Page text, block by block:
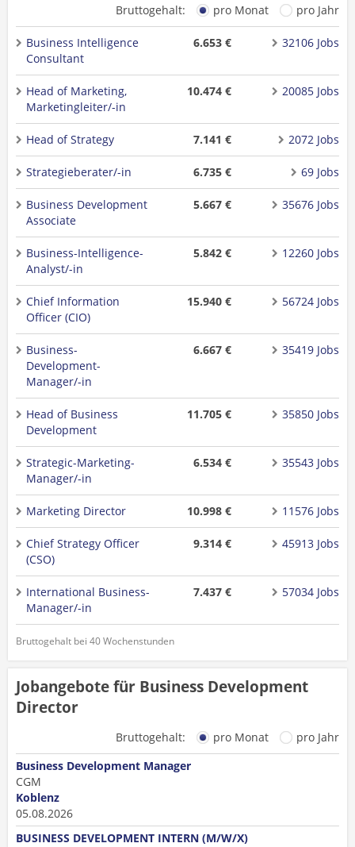
Bruttogehalt: pro Monat pro Jahr
Business Intelligence
Consultant
6.653 € 32106 Jobs
Head of Marketing,
Marketingleiter/-in
10.474 € 20085 Jobs
Head of Strategy 7.141 € 2072 Jobs
Strategieberater/-in 6.735 € 69 Jobs
Business Development
Associate
5.667 € 35676 Jobs
Business-Intelligence-
Analyst/-in
5.842 € 12260 Jobs
Chief Information
Officer (CIO)
15.940 € 56724 Jobs
Business-
Development-
Manager/-in
6.667 € 35419 Jobs
Head of Business
Development
11.705 € 35850 Jobs
Strategic-Marketing-
Manager/-in
6.534 € 35543 Jobs
Marketing Director 10.998 € 11576 Jobs
Chief Strategy Officer
(CSO)
9.314 € 45913 Jobs
International Business-
Manager/-in
7.437 € 57034 Jobs
Bruttogehalt bei 40 Wochenstunden
Jobangebote für Business Development
Director
Bruttogehalt: pro Monat
pro Jahr
Business Development Manager
CGM
Koblenz
05.08.2026
BUSINESS DEVELOPMENT INTERN (M/W/X)